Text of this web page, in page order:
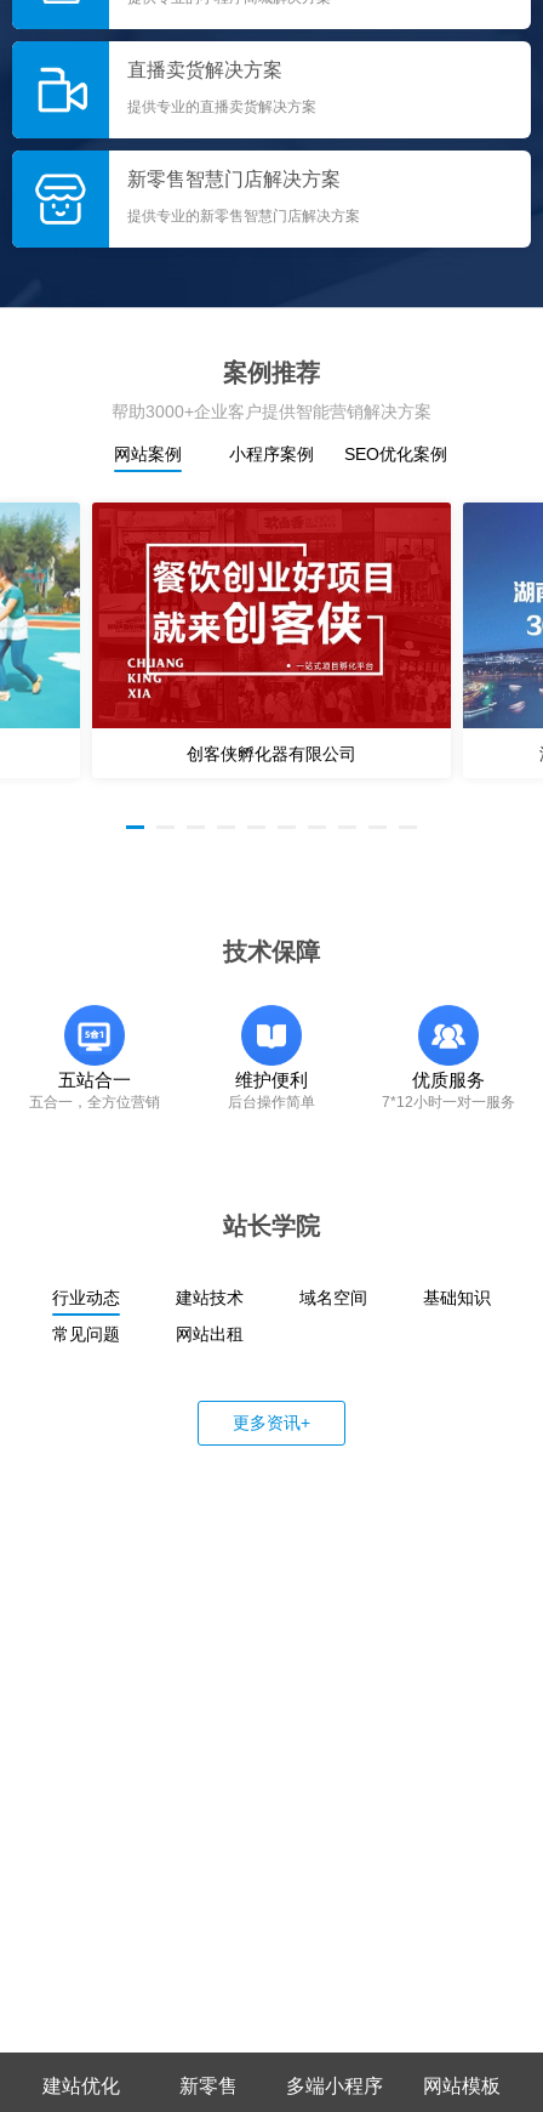
直播卖货解决方案
提供专业的直播卖货解决方案
新零售智慧门店解决方案
提供专业的新零售智慧门店解决方案
案例推荐
帮助3000+企业客户提供智能营销解决方案
网站案例 小程序案例 SEO优化案例
创客侠孵化器有限公司
技术保障
五站合一
五合一，全方位营销
维护便利
后台操作简单
优质服务
7*12小时一对一服务
站长学院
行业动态 建站技术 域名空间
基础知识
常见问题
网站出租
更多资讯+
建站优化 新零售 多端小程序 网站模板